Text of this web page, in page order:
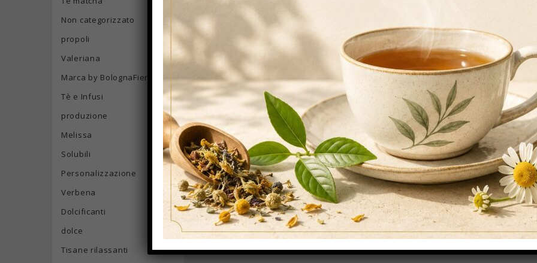
09
FIERA HOST 2025 MILANO
… Continua a leggere
By InnoDar ,Fiera Host
Non categorizzato
propoli
Valeriana
Marca by BolognaFiere
Tè e Infusi
produzione
Melissa
Solubili
Personalizzazione
Verbena
Dolcificanti
dolce
Tisane rilassanti